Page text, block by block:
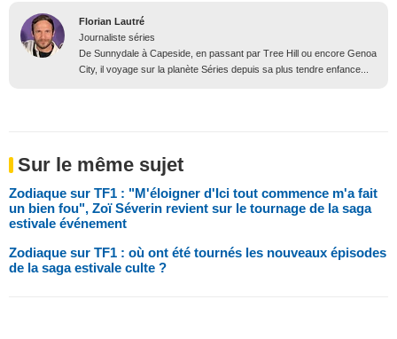
Florian Lautré
Journaliste séries
De Sunnydale à Capeside, en passant par Tree Hill ou encore Genoa
City, il voyage sur la planète Séries depuis sa plus tendre enfance...
Sur le même sujet
Zodiaque sur TF1 : "M'éloigner d'Ici tout commence m'a fait
un bien fou", Zoï Séverin revient sur le tournage de la saga
estivale événement
Zodiaque sur TF1 : où ont été tournés les nouveaux épisodes
de la saga estivale culte ?